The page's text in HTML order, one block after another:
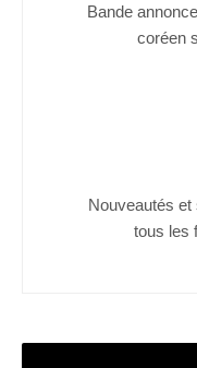
Bande
coréen
Nouveautés et
tous les